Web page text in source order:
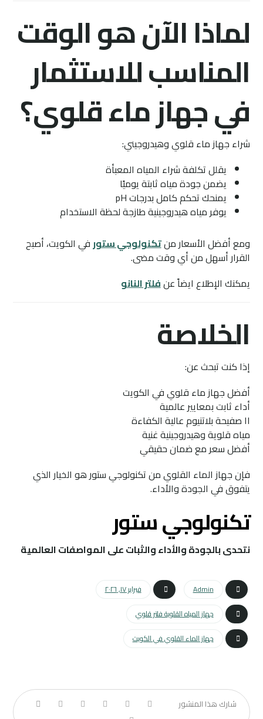
لماذا الآن هو الوقت
المناسب للاستثمار
في جهاز ماء قلوي؟
شراء جهاز ماء قلوي وهيدروجيني:
يقلل تكلفة شراء المياه المعبأة
يضمن جودة مياه ثابتة يوميًا
يمنحك تحكم كامل بدرجات pH
يوفر مياه هيدروجينية طازجة لحظة الاستخدام
ومع أفضل الأسعار منتكنولوجي ستور في الكويت، أصبح
القرار أسهل من أي وقت مضى.
يمكنك الإطلاع ايضاً عنفلتر النانو
الخلاصة
إذا كنت تبحث عن:
أفضل جهاز ماء قلوي في الكويت
أداء ثابت بمعايير عالمية
١١ صفيحة بلاتنيوم عالية الكفاءة
مياه قلوية وهيدروجينية غنية
أفضل سعر مع ضمان حقيقي
فإن جهاز الماء القلوي من تكنولوجي ستور هو الخيار الذي
يتفوق في الجودة والأداء.
تكنولوجي ستور
نتحدى بالجودة والأداء والثبات على المواصفات العالمية
Admin
فبراير ١٧, ٢٠٢٦
جهاز المياه القلوية فلتر قلوي
جهاز الماء القلوي في الكويت